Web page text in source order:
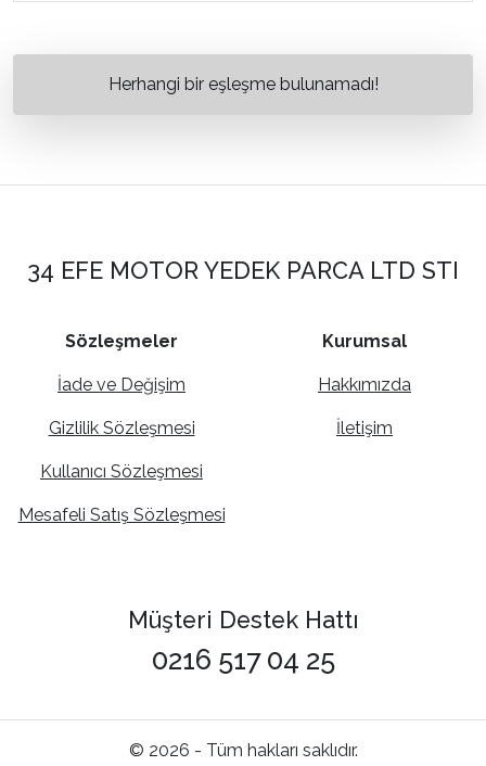
Herhangi bir eşleşme bulunamadı!
34 EFE MOTOR YEDEK PARCA LTD STI
Sözleşmeler
İade ve Değişim
Gizlilik Sözleşmesi
Kullanıcı Sözleşmesi
Mesafeli Satış Sözleşmesi
Kurumsal
Hakkımızda
İletişim
Müşteri Destek Hattı
0216 517 04 25
© 2026 - Tüm hakları saklıdır.